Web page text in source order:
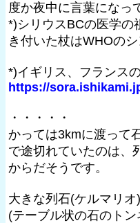
度か夜中に言葉になっ
*)シリウスBCの医学の
き付いた杖はWHOの
*)イギリス、フランス
https://
・・・・・
かっては3kmに渡って
で途切れていたのは、
からだそうです。
大きな列石(ケルマリ
(テーブル状の石のト